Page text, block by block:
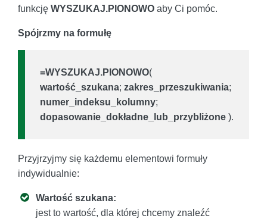
funkcję WYSZUKAJ.PIONOWO aby Ci pomóc.
Spójrzmy na formułę
=WYSZUKAJ.PIONOWO(
wartość_szukana; zakres_przeszukiwania;
numer_indeksu_kolumny;
dopasowanie_dokładne_lub_przybliżone ).
Przyjrzyjmy się każdemu elementowi formuły
indywidualnie:
Wartość szukana:
jest to wartość, dla której chcemy znaleźć